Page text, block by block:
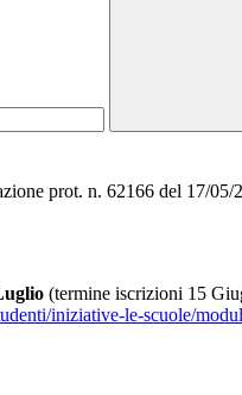
prot. n. 62166 del 17/05/
(termine iscrizioni 15
iniziative-le-scuole/